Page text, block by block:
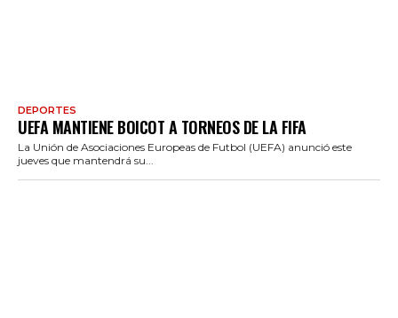
DEPORTES
UEFA MANTIENE BOICOT A TORNEOS DE LA FIFA
La Unión de Asociaciones Europeas de Futbol (UEFA) anunció este
jueves que mantendrá su...